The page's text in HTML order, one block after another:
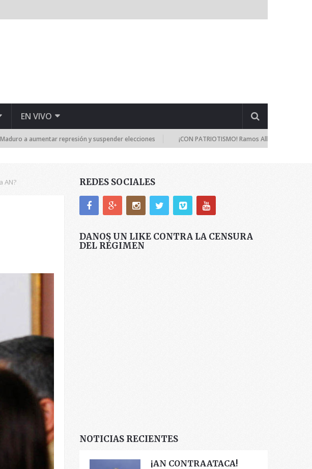
EN VIVO
aumentar represión y suspender elecciones ¡CON PATRIOTISMO! Ramos Allup: Los diputados
AN? REDES SOCIALES
DANOS UN LIKE CONTRA LA CENSURA
DEL RÉGIMEN
NOTICIAS RECIENTES
¡AN CONTRAATACA!